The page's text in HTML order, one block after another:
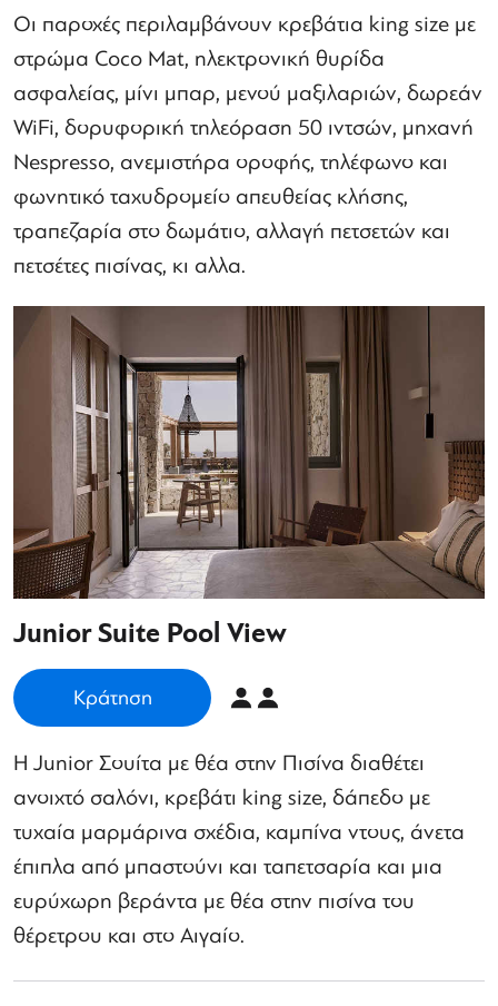
Οι παροχές περιλαμβάνουν κρεβάτια king size με
στρώμα Coco Mat, ηλεκτρονική θυρίδα
ασφαλείας, μίνι μπαρ, μενού μαξιλαριών, δωρεάν
WiFi, δορυφορική τηλεόραση 50 ιντσών, μηχανή
Nespresso, ανεμιστήρα οροφής, τηλέφωνο και
φωνητικό ταχυδρομείο απευθείας κλήσης,
τραπεζαρία στο δωμάτιο, αλλαγή πετσετών και
πετσέτες πισίνας, κι αλλα.
Junior Suite Pool View
Κράτηση
Η Junior Σουίτα με θέα στην Πισίνα διαθέτει
ανοιχτό σαλόνι, κρεβάτι king size, δάπεδο με
τυχαία μαρμάρινα σχέδια, καμπίνα ντους, άνετα
έπιπλα από μπαστούνι και ταπετσαρία και μια
ευρύχωρη βεράντα με θέα στην πισίνα του
θέρετρου και στο Αιγαίο.